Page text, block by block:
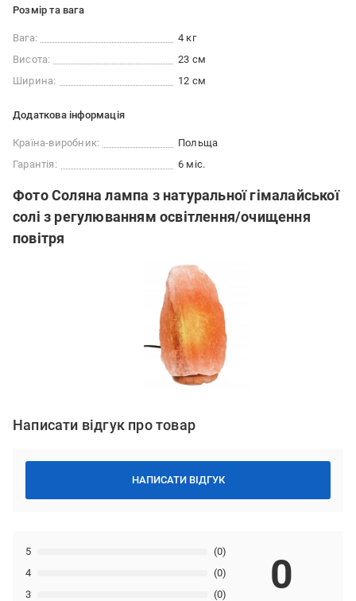
Розмір та вага
Вага:
4 кг
Висота:
23 см
Ширина:
12 см
Додаткова інформація
Країна-виробник:
Польща
Гарантія:
6 міс.
Фото Соляна лампа з натуральної гімалайської
солі з регулюванням освітлення/очищення
повітря
Написати відгук про товар
НАПИСАТИ ВІДГУК
3 (0)
4 (0)
5 (0)
0